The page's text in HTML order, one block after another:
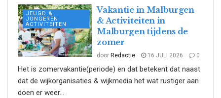
JEUGD &
JONGEREN
ACTIVITEITEN
Vakantie in Malburgen
& Activiteiten in
Malburgen tijdens de
zomer
door Redactie 16 JULI 2026 0
Het is zomervakantie(periode) en dat betekent dat naast
dat de wijkorganisaties & wijkmedia het wat rustiger aan
doen er weer...